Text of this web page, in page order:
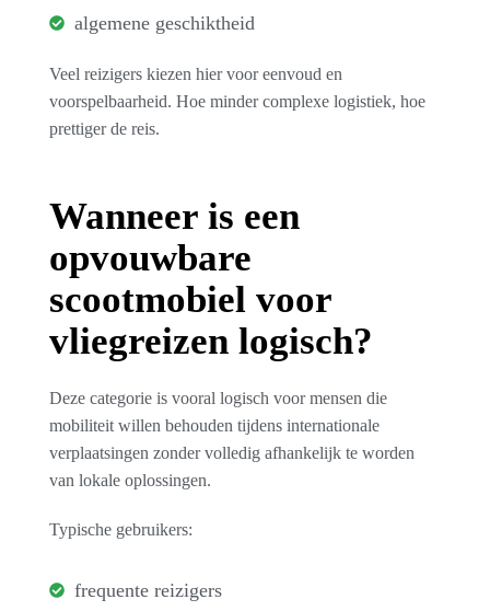
algemene geschiktheid
Veel reizigers kiezen hier voor eenvoud en
voorspelbaarheid. Hoe minder complexe logistiek, hoe
prettiger de reis.
Wanneer is een
opvouwbare
scootmobiel voor
vliegreizen logisch?
Deze categorie is vooral logisch voor mensen die
mobiliteit willen behouden tijdens internationale
verplaatsingen zonder volledig afhankelijk te worden
van lokale oplossingen.
Typische gebruikers:
frequente reizigers